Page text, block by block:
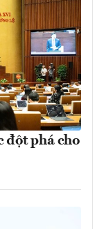
đột phá cho